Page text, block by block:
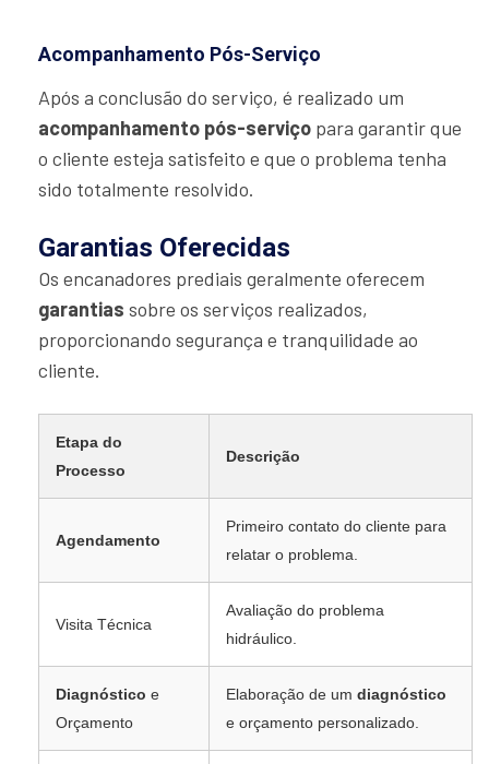
Acompanhamento Pós-Serviço
Após a conclusão do serviço, é realizado um
acompanhamento pós-serviço para garantir que
o cliente esteja satisfeito e que o problema tenha
sido totalmente resolvido.
Garantias Oferecidas
Os encanadores prediais geralmente oferecem
garantias sobre os serviços realizados,
proporcionando segurança e tranquilidade ao
cliente.
Etapa do
Processo
Descrição
Agendamento
Primeiro contato do cliente para
relatar o problema.
Visita Técnica
Avaliação do problema
hidráulico.
Diagnóstico e
Orçamento
Elaboração de um diagnóstico
e orçamento personalizado.